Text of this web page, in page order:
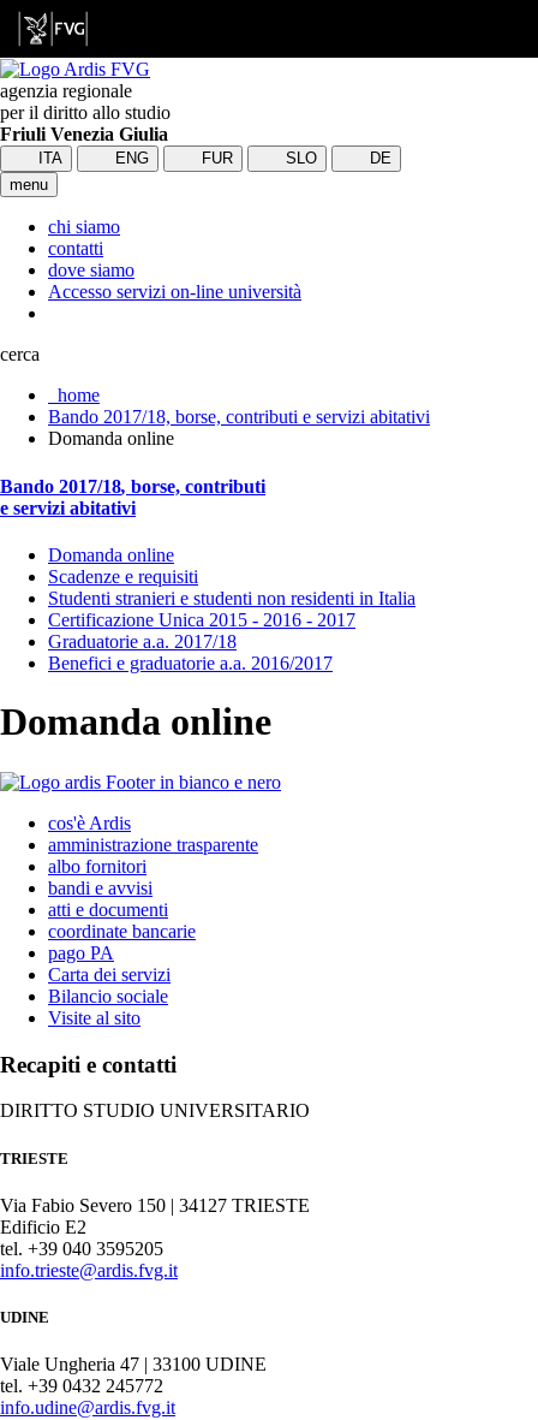
agenzia regionale
per il diritto allo studio
Friuli Venezia Giulia
ITA ENG FUR SLO
DE
menu
chi siamo
contatti
dove siamo
Accesso servizi on-line università
cerca
home
Bando 2017/18, borse, contributi e servizi abitativi
Domanda online
Bando 2017/18, borse, contributi
e servizi abitativi
Domanda online
Scadenze e requisiti
Studenti stranieri e studenti non residenti in Italia
Certificazione Unica 2015 - 2016 - 2017
Graduatorie a.a. 2017/18
Benefici e graduatorie a.a. 2016/2017
Domanda online
cos'è Ardis
amministrazione trasparente
albo fornitori
bandi e avvisi
atti e documenti
coordinate bancarie
pago PA
Carta dei servizi
Bilancio sociale
Visite al sito
Recapiti e contatti
DIRITTO STUDIO UNIVERSITARIO
TRIESTE
Via Fabio Severo 150 | 34127 TRIESTE
Edificio E2
tel. +39 040 3595205
info.trieste@ardis.fvg.it
UDINE
Viale Ungheria 47 | 33100 UDINE
tel. +39 0432 245772
info.udine@ardis.fvg.it